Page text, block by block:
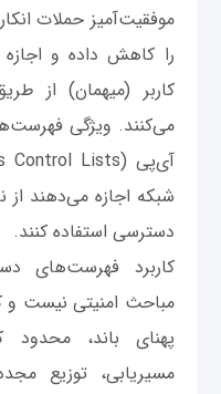
موفقیت‌آمیز حملات
را کاهش داده و
کاربر (میهمان) از
می‌کنند. ویژگی
شبکه اجازه می‌دهند
دسترسی استفاده کنند.
کاربرد فهرست‌های
مباحث امنیتی نیست و
پهنای باند، محدود
مسیریابی، توزیع